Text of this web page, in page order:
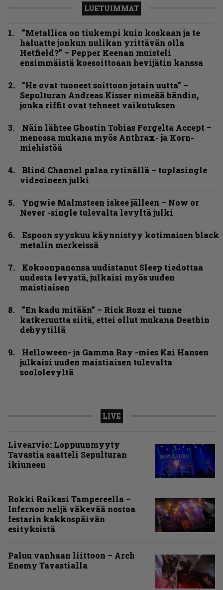
LUETUIMMAT
”Metallica on tiukempi kuin koskaan ja te
haluatte jonkun nulikan yrittävän olla
Hetfield?” – Pepper Keenan muisteli
ensimmäistä koesoittoaan hevijätin kanssa
”He ovat tuoneet soittoon jotain uutta” –
Sepulturan Andreas Kisser nimeää bändin,
jonka riffit ovat tehneet vaikutuksen
Näin lähtee Ghostin Tobias Forgelta Accept –
menossa mukana myös Anthrax- ja Korn-
miehistöä
Blind Channel palaa rytinällä – tuplasingle
videoineen julki
Yngwie Malmsteen iskee jälleen – Now or
Never -single tulevalta levyltä julki
Espoon syyskuu käynnistyy kotimaisen black
metalin merkeissä
Kokoonpanonsa uudistanut Sleep tiedottaa
uudesta levystä, julkaisi myös uuden
maistiaisen
”En kadu mitään” – Rick Rozz ei tunne
katkeruutta siitä, ettei ollut mukana Deathin
debyytillä
Helloween- ja Gamma Ray -mies Kai Hansen
julkaisi uuden maistiaisen tulevalta
soololevyltä
LIVE
Livearvio: Loppuunmyyty
Tavastia saatteli Sepulturan
ikiuneen
Rokki Raikasi Tampereella –
Infernon neljä väkevää nostoa
festarin kakkospäivän
esityksistä
Paluu vanhaan liittoon – Arch
Enemy Tavastialla